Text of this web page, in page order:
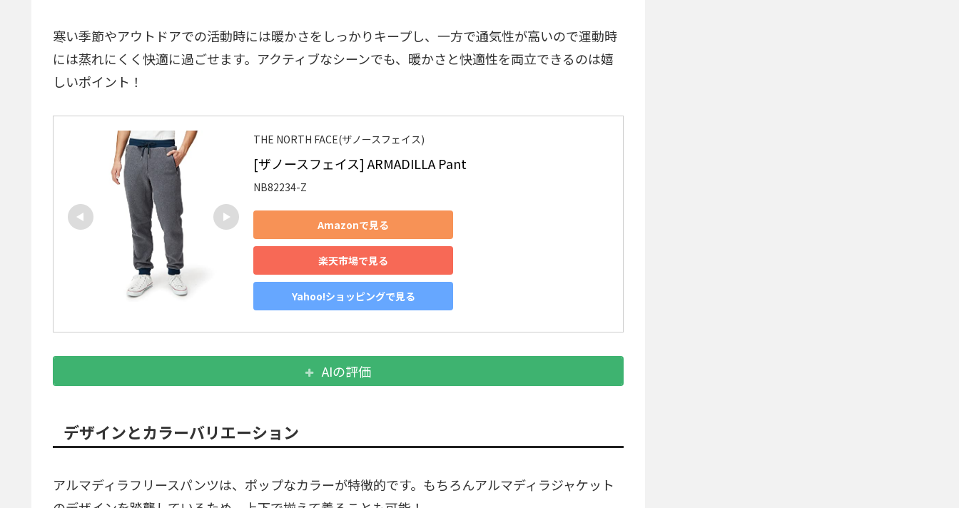
寒い季節やアウトドアでの活動時には暖かさをしっかりキープし、一方で通気性が高いので運動時
には蒸れにくく快適に過ごせます。アクティブなシーンでも、暖かさと快適性を両立できるのは嬉
しいポイント！
THE NORTH FACE(ザノースフェイス)
[ザノースフェイス] ARMADILLA Pant
NB82234-Z
Amazonで見る
楽天市場で見る
Yahoo!ショッピングで見る
AIの評価
デザインとカラーバリエーション
アルマディラフリースパンツは、ポップなカラーが特徴的です。もちろんアルマディラジャケット